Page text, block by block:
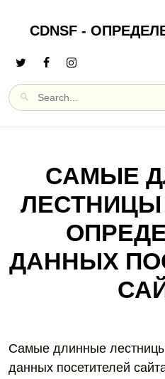
CDNSF -
САМЫЕ
ДАННЫХ
Самые длинные
данных посетителей